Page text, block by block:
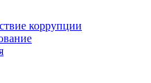
коррупции